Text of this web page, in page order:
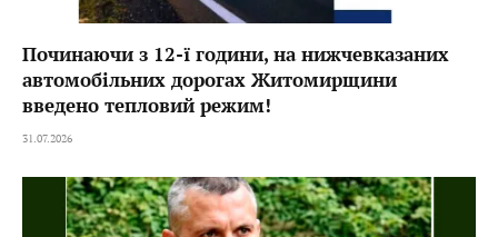
Починаючи з 12-ї години, на нижчевказаних
автомобільних дорогах Житомирщини
введено тепловий режим!
31.07.2026